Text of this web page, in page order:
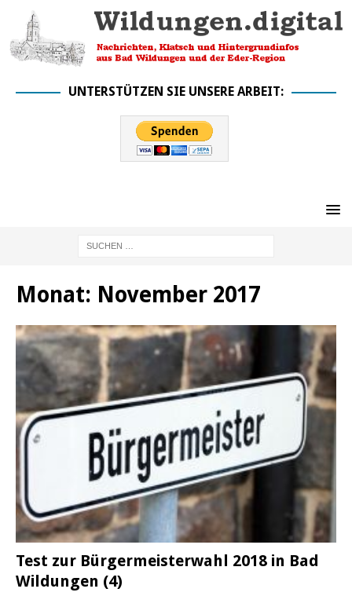
UNTERSTÜTZEN SIE UNSERE ARBEIT:
Monat: November 2017
Test zur Bürgermeisterwahl 2018 in Bad
Wildungen (4)